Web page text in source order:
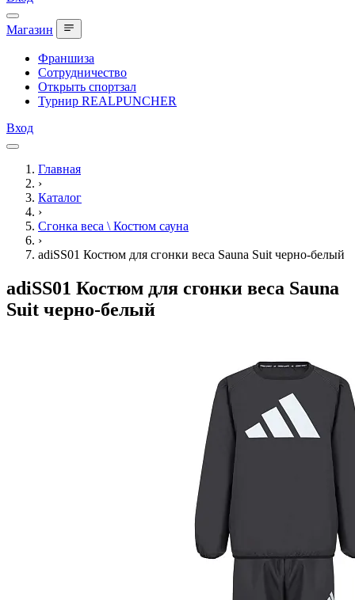
Магазин
Франшиза
Сотрудничество
Открыть спортзал
Турнир REALPUNCHER
Вход
Главная
›
Каталог
›
Сгонка веса \ Костюм сауна
›
adiSS01 Костюм для сгонки веса Sauna Suit черно-белый
adiSS01 Костюм для сгонки веса Sauna
Suit черно-белый